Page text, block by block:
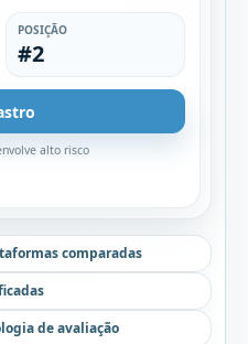
POSIÇÃO
#2
alto risco
comparadas
de avaliação